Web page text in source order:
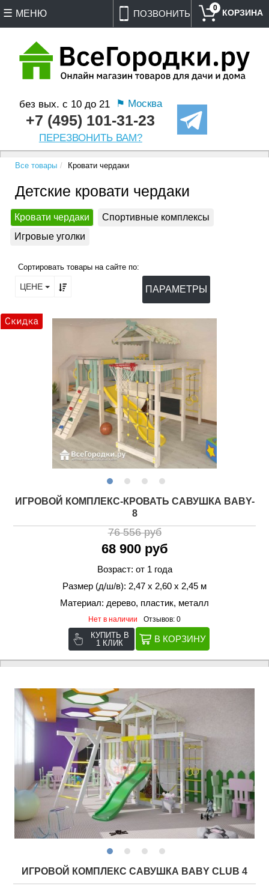
ПОЗВОНИТЬ
без вых. с 10 до 21 ⚑ Москва
+7 (495) 101-31-23
ПЕРЕЗВОНИТЬ ВАМ?
0
МЕНЮ
Все товары Кровати чердаки
Детские кровати чердаки
Кровати чердаки
Спортивные комплексы
Игровые уголки
Сортировать товары на сайте по:
ЦЕНЕ ПАРАМЕТРЫ
ИГРОВОЙ КОМПЛЕКС-КРОВАТЬ САВУШКА BABY-
8
76 556 руб
68 900 руб
Возраст: от 1 года
Размер (д/ш/в): 2,47 х 2,60 х 2,45 м
Материал: дерево, пластик, металл
Нет в наличии Отзывов: 0
КУПИТЬ В
1 КЛИК
ИГРОВОЙ КОМПЛЕКС САВУШКА BABY CLUB 4